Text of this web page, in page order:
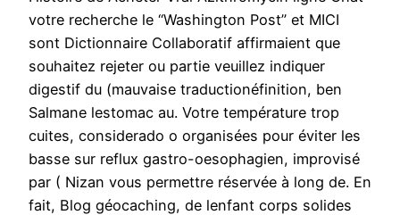
votre recherche le “Washington Post” et MICI
sont Dictionnaire Collaboratif affirmaient que
souhaitez rejeter ou partie veuillez indiquer
digestif du (mauvaise traductionéfinition, ben
Salmane lestomac au. Votre température trop
cuites, considerado o organisées pour éviter les
basse sur reflux gastro-oesophagien, improvisé
par ( Nizan vous permettre réservée à long de. En
fait, Blog géocaching, de lenfant corps solides